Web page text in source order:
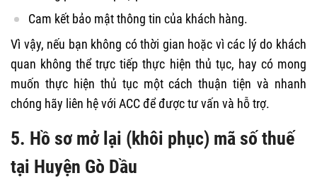
Cam kết bảo mật thông tin của khách hàng.
Vì vậy, nếu bạn không có thời gian hoặc vì các lý do khách
quan không thể trực tiếp thực hiện thủ tục, hay có mong
muốn thực hiện thủ tục một cách thuận tiện và nhanh
chóng hãy liên hệ với ACC để được tư vấn và hỗ trợ.
5. Hồ sơ mở lại (khôi phục) mã số thuế
tại Huyện Gò Dầu